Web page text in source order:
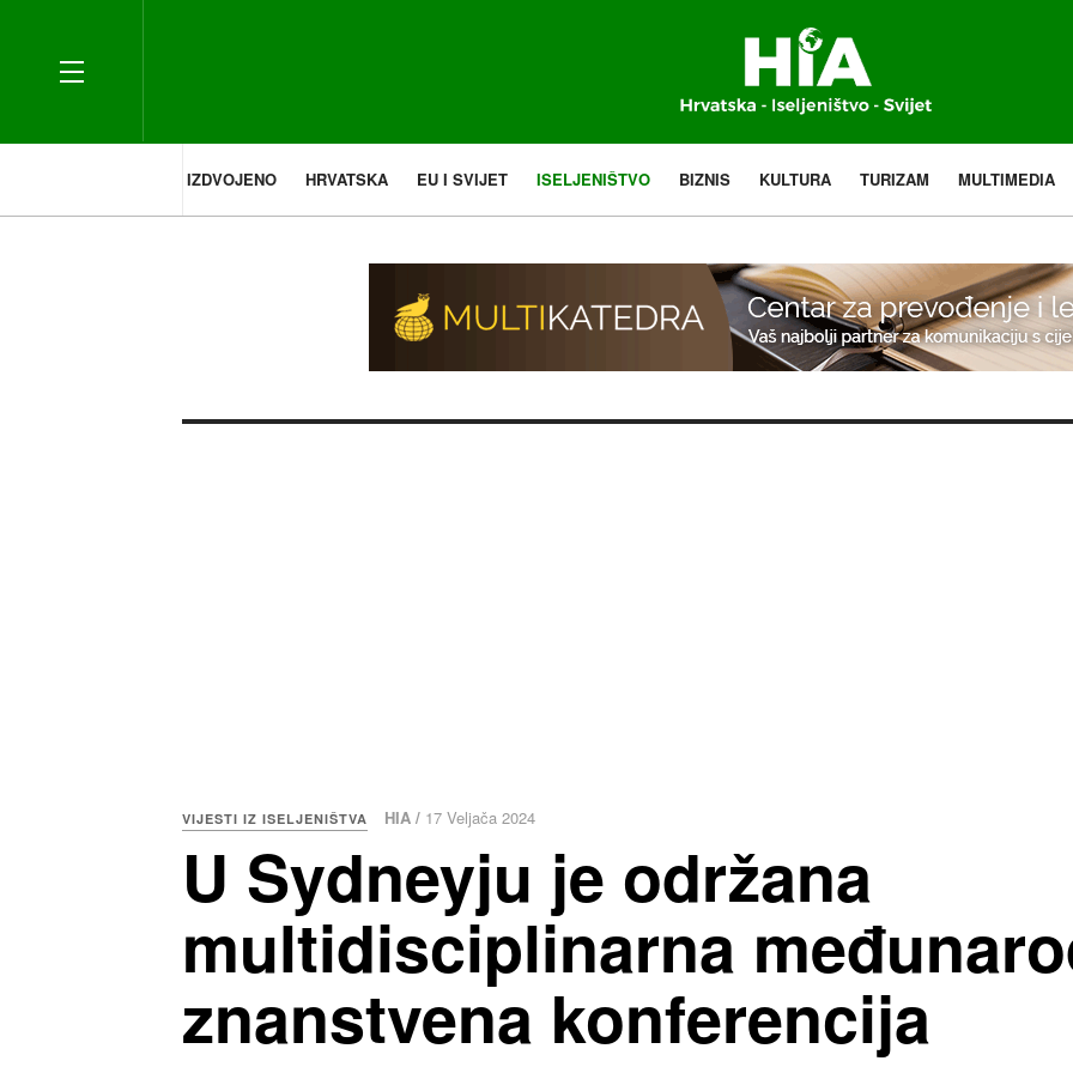
IZDVOJENO HRVATSKA EU I SVIJET ISELJENIŠTVO BIZNIS KULTURA TURIZAM MULTIMEDIA
VIJESTI IZ ISELJENIŠTVA HIA / 17 Veljača 2024
U Sydneyju je održana
multidisciplinarna
znanstvena konferencija